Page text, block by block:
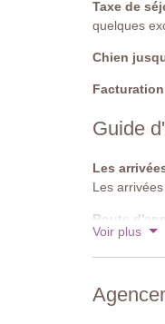
Salle de
Douche,
Piscine
Longueur:
Profondeur:
Accès:
Clôturée:
Nettoyée:
Distance de
Chauffage:
Taxe de
quelques
Chien
Guide
Les
Les
Route
Voir plus